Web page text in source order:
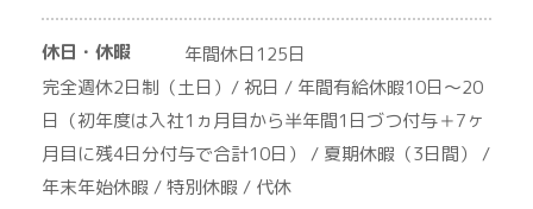
休日・休暇
年間休日125日
完全週休2日制（土日）/ 祝日 / 年間有給休暇10日～20
日（初年度は入社1ヵ月目から半年間1日づつ付与＋7ヶ
月目に残4日分付与で合計10日） / 夏期休暇（3日間） /
年末年始休暇 / 特別休暇 / 代休